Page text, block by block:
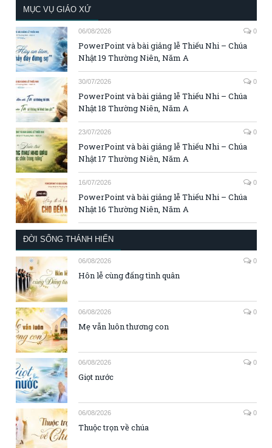
MỤC VỤ GIÁO XỨ
06/08/2026 0
PowerPoint và bài giảng lễ Thiếu Nhi – Chúa
Nhật 19 Thường Niên, Năm A
30/07/2026 0
PowerPoint và bài giảng lễ Thiếu Nhi – Chúa
Nhật 18 Thường Niên, Năm A
23/07/2026 0
PowerPoint và bài giảng lễ Thiếu Nhi – Chúa
Nhật 17 Thường Niên, Năm A
16/07/2026 0
PowerPoint và bài giảng lễ Thiếu Nhi – Chúa
Nhật 16 Thường Niên, Năm A
ĐỜI SỐNG THÁNH HIẾN
06/08/2026 0
Hôn lễ cùng đấng tình quân
06/08/2026 0
Mẹ vẫn luôn thương con
06/08/2026 0
Giọt nước
06/08/2026 0
Thuộc trọn về chúa